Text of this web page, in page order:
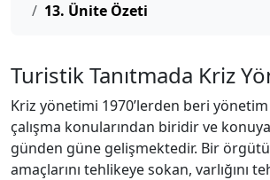
13. Ünite Özeti
Turistik Tanıtmada Kriz
Kriz yönetimi 1970’lerden beri yönetim
çalışma konularından biridir ve
günden güne gelişmektedir. Bir
amaçlarını tehlikeye sokan, varlığını